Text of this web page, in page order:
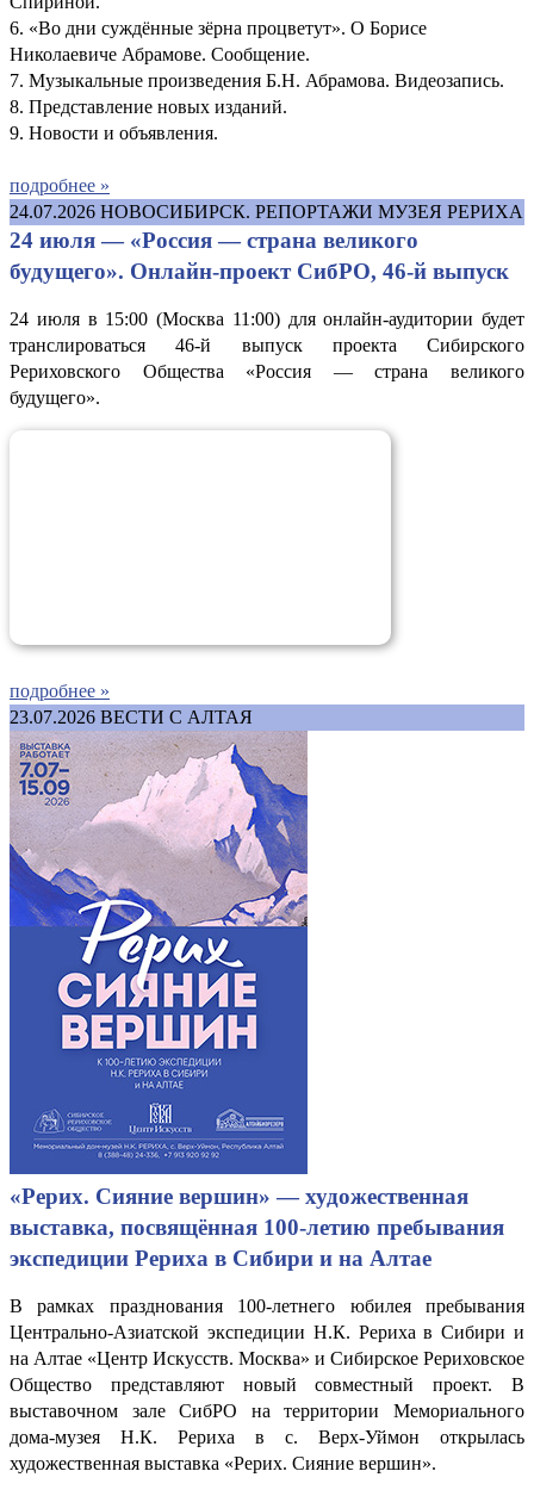
6. «Во дни суждённые зёрна процветут». О Борисе
Николаевиче Абрамове. Сообщение.
7. Музыкальные произведения Б.Н. Абрамова. Видеозапись.
8. Представление новых изданий.
9. Новости и объявления.
подробнее »
24.07.2026 НОВОСИБИРСК. РЕПОРТАЖИ МУЗЕЯ РЕРИХА
24 июля — «Россия — страна великого
будущего». Онлайн-проект СибРО, 46-й выпуск
24 июля в 15:00 (Москва 11:00) для онлайн-аудитории будет
транслироваться 46-й выпуск проекта Сибирского
Рериховского Общества «Россия — страна великого
будущего».
подробнее »
23.07.2026 ВЕСТИ С АЛТАЯ
«Рерих. Сияние вершин» — художественная
выставка, посвящённая 100-летию пребывания
экспедиции Рериха в Сибири и на Алтае
В рамках празднования 100-летнего юбилея пребывания
Центрально-Азиатской экспедиции Н.К. Рериха в Сибири и
на Алтае «Центр Искусств. Москва» и Сибирское Рериховское
Общество представляют новый совместный проект. В
выставочном зале СибРО на территории Мемориального
дома-музея Н.К. Рериха в с. Верх-Уймон открылась
художественная выставка «Рерих. Сияние вершин».